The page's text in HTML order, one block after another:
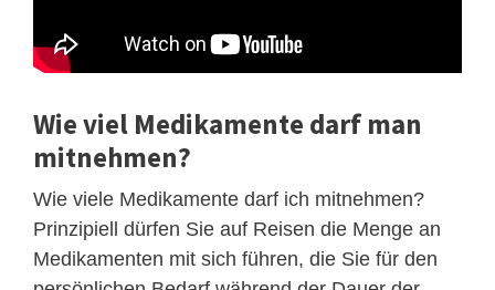
Wie viel Medikamente darf man
mitnehmen?
Wie viele Medikamente darf ich mitnehmen?
Prinzipiell dürfen Sie auf Reisen die Menge an
Medikamenten mit sich führen, die Sie für den